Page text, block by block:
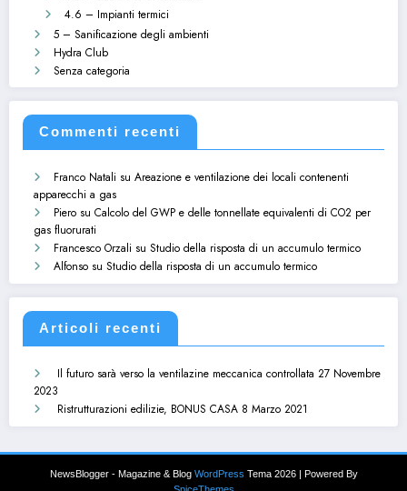
4.6 – Impianti termici
5 – Sanificazione degli ambienti
Hydra Club
Senza categoria
Commenti recenti
Franco Natali su Areazione e ventilazione dei locali contenenti
apparecchi a gas
Piero su Calcolo del GWP e delle tonnellate equivalenti di CO2 per
gas fluorurati
Francesco Orzali su Studio della risposta di un accumulo termico
Alfonso su Studio della risposta di un accumulo termico
Articoli recenti
Il futuro sarà verso la ventilazine meccanica controllata 27 Novembre
2023
Ristrutturazioni edilizie, BONUS CASA 8 Marzo 2021
NewsBlogger - Magazine & Blog WordPress Tema 2026 | Powered By